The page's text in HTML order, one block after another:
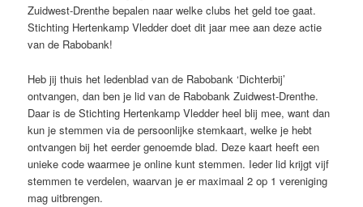
Zuidwest-Drenthe bepalen naar welke clubs het geld toe gaat.
Stichting Hertenkamp Vledder doet dit jaar mee aan deze actie
van de Rabobank!
Heb jij thuis het ledenblad van de Rabobank ‘Dichterbij’
ontvangen, dan ben je lid van de Rabobank Zuidwest-Drenthe.
Daar is de Stichting Hertenkamp Vledder heel blij mee, want dan
kun je stemmen via de persoonlijke stemkaart, welke je hebt
ontvangen bij het eerder genoemde blad. Deze kaart heeft een
unieke code waarmee je online kunt stemmen. Ieder lid krijgt vijf
stemmen te verdelen, waarvan je er maximaal 2 op 1 vereniging
mag uitbrengen.